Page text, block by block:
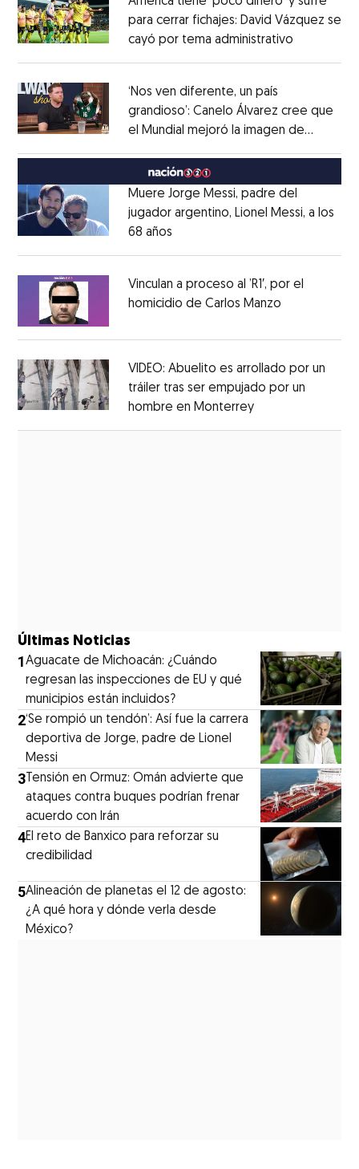
para cerrar fichajes: David Vázquez se
cayó por tema administrativo
‘Nos ven diferente, un país
grandioso’: Canelo Álvarez cree que
el Mundial mejoró la imagen de
MéxicoOpens in new window
Muere Jorge Messi, padre del
jugador argentino, Lionel Messi, a los
68 años
Vinculan a proceso al ’R1′, por el
homicidio de Carlos Manzo
VIDEO: Abuelito es arrollado por un
tráiler tras ser empujado por un
hombre en MonterreyOpens in new
Últimas Noticias
1Aguacate de Michoacán: ¿Cuándo
regresan las inspecciones de EU y qué
municipios están incluidos?
2‘Se rompió un tendón’: Así fue la carrera
deportiva de Jorge, padre de Lionel
Messi
3 Tensión en Ormuz: Omán advierte que
ataques contra buques podrían frenar
acuerdo con Irán
4El reto de Banxico para reforzar su
credibilidad
5Alineación de planetas el 12 de agosto:
¿A qué hora y dónde verla desde
México?